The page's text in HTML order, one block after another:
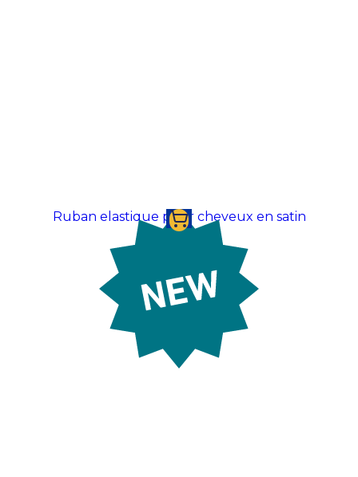
Ruban elastique pour cheveux en satin